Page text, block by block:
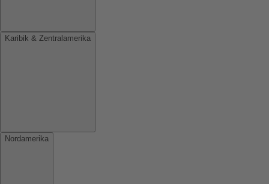
Karibik & Zentralamerika
Nordamerika